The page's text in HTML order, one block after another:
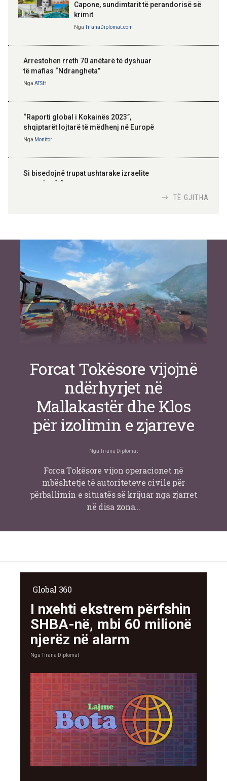
Capone, sundimtarit të perandorisë së
krimit
Nga TiranaDiplomat.com
Arrestohen rreth 70 anëtarë të dyshuar
të mafias “Ndrangheta”
Nga ATSH
“Raporti global i Kokainës 2023”,
shqiptarët lojtarë të mëdhenj në Europë
Nga Monitor
Si bisedojnë trupat ushtarake izraelite
me robotët?
inteligjente izraelite
TË GJITHA
Forcat Tokësore vijojnë
ndërhyrjet në
Mallakastër dhe Klos
për izolimin e zjarreve
Nga Tirana Diplomat
Forca Tokësore vijon operacionet në
mbështetje të autoriteteve civile për
përballimin e situatës së krijuar nga zjarret
në disa zona…
Global 360
I nxehti ekstrem përfshin
SHBA-në, mbi 60 milionë
njerëz në alarm
NgaTirana Diplomat